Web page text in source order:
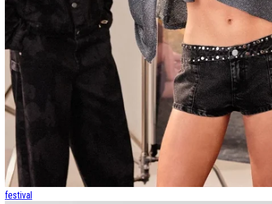
festival